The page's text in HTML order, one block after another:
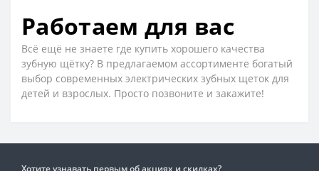
Работаем для вас
Всё ещё не знаете где купить хорошего качества
зубную щётку? В предлагаемом ассортименте богатый
выбор современных электрических зубных щеток для
детей и взрослых. Просто позвоните и закажите!